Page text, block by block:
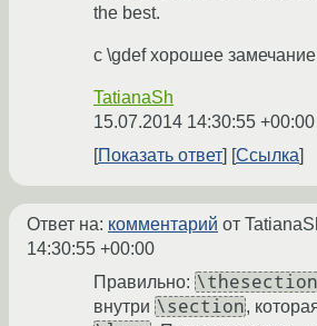
the best.
с \gdef хорошее
TatianaSh
15.07.2014 14:30:55 +00:00
Показать ответ Ссылка
Ответ на: комментарий от
14:30:55 +00:00
Правильно: \thesection
внутри \section,